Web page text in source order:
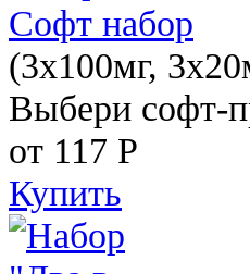
Софт набор
(3x100мг,
Выбери софт-
от 117 Р
Купить